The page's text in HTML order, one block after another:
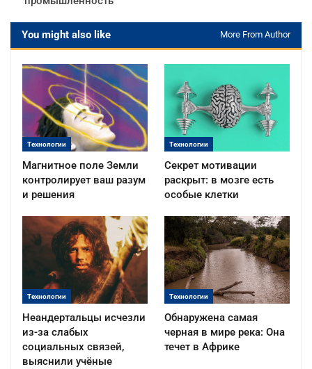
You might also like More From Author
Технологии
Магнитное поле Земли
контролирует ваш разум
и решения
Технологии
Секрет мотивации
раскрыт: в мозге есть
особые клетки
Технологии
Неандертальцы исчезли
из-за слабых
социальных связей,
выяснили учёные
Технологии
Обнаружена самая
черная в мире река: Она
течет в Африке